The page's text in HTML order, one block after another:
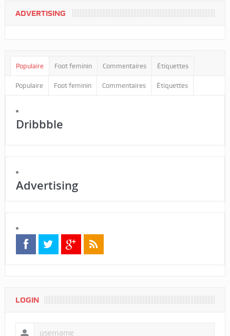
ADVERTISING
Populaire Foot feminin Commentaires Étiquettes
Populaire Foot feminin Commentaires Étiquettes
Dribbble
Advertising
LOGIN